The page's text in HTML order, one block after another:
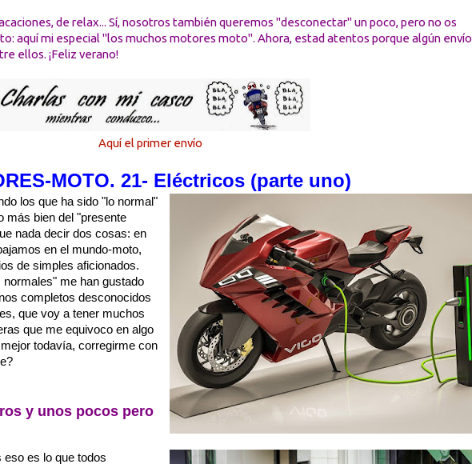
de relax... Sí, nosotros también queremos "desconectar" un poco, pero no os
aquí mi especial "los muchos motores moto". Ahora, estad atentos porque algún envío
ellos. ¡Feliz verano!
Aquí el primer envío
MOTO. 21- Eléctricos (parte uno)
los que ha sido "lo normal"
más bien del "presente
nada decir dos cosas: en
en el mundo-moto,
de simples aficionados.
me han gustado
completos desconocidos
que voy a tener muchos
que me equivoco en algo
todavía, corregirme con
y unos pocos pero
eso es lo que todos